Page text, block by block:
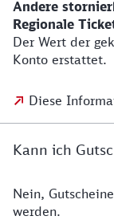
Andere
Regionale
Der Wert der
Konto erstattet.
Diese
Kann ich
Nein,
werden.